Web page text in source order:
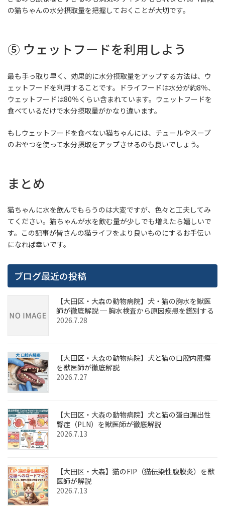
の猫ちゃんの水分摂取量を把握しておくことが大切です。
⑤ ウェットフードを利用しよう
最も手っ取り早く、効果的に水分摂取量をアップする方法は、ウ
ェットフードを利用することです。ドライフードは水分が約8％、
ウェットフードは80％くらい含まれています。ウェットフードを
食べているだけで水分摂取量がかなり違います。
もしウェットフードを食べない猫ちゃんには、チュールやスープ
のおやつを使って水分摂取をアップさせるのも良いでしょう。
まとめ
猫ちゃんに水を飲んでもらうのは大変ですが、色々と工夫してみ
てください。猫ちゃんが水を飲む量が少しでも増えたら嬉しいで
す。この記事が皆さんの猫ライフをより良いものにするお手伝い
になれば幸いです。
ブログ最近の投稿
【大田区・大森の動物病院】犬・猫の胸水を獣医
師が徹底解説 ─ 胸水検査から原因疾患を鑑別する
2026.7.28
【大田区・大森の動物病院】犬と猫の口腔内腫瘍
を獣医師が徹底解説
2026.7.27
【大田区・大森の動物病院】犬と猫の蛋白漏出性
腎症（PLN）を獣医師が徹底解説
2026.7.13
【大田区・大森】猫のFIP（猫伝染性腹膜炎）を獣
医師が解説
2026.7.13